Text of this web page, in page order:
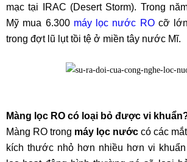
mạc tại IRAC (Desert Storm). Trong
Mỹ mua 6.300 máy lọc nước ROcỡ lớn
trong đợt lũ lụt tồi tệ ở miền tây nước Mĩ.
Màng lọc RO có loại bỏ được vi
Màng RO trong máy lọc nước có các
kích thước nhỏ hơn nhiều hơn vi